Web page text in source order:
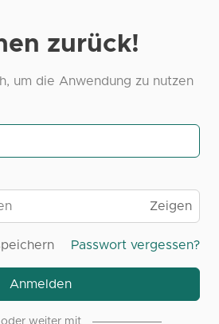
zurück!
um die Anwendung zu nutzen
Zeigen
Passwort vergessen?
Anmelden
oder weiter mit